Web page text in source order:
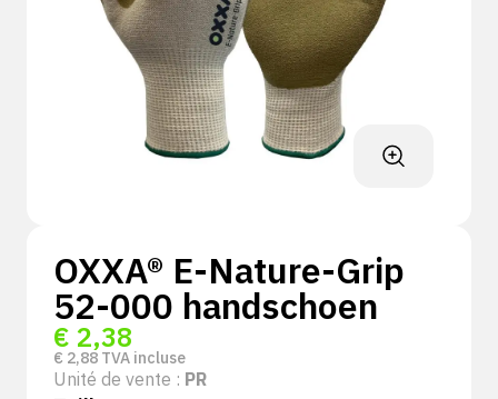
OXXA® E-Nature-Grip
52-000 handschoen
€ 2,38
€ 2,88 TVA incluse
Unité de vente : PR